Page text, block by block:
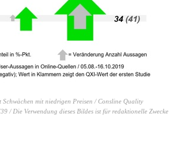
mit niedrigen Preisen / Consline Quality
/ Die Verwendung dieses Bildes ist für redaktionelle Zwecke